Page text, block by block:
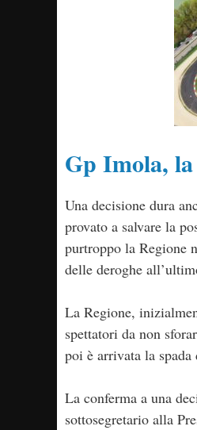
Gp Imola,
Una decisione dura
provato a salvare la
purtroppo la Regione
delle deroghe
La Regione,
spettatori da non
poi è arrivata la
La conferma a una
sottosegretario alla